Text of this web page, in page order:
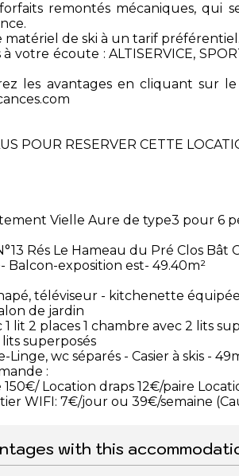
remontés mécaniques, qui
matériel de ski à un tarif préférentiel.
votre écoute : ALTISERVICE,
les avantages en cliquant sur
POUR RESERVER CETTE
Vielle Aure de type3 pour 6
Rés Le Hameau du Pré Clos Bât
Balcon-exposition est- 49.40m²
téléviseur - kitchenette équipée
de jardin
1 lit 2 places 1 chambre avec 2 lits
lits superposés
Linge, wc séparés - Casier à skis -
:
Location draps 12€/paire
WIFI: 7€/jour ou 39€/semaine
with this